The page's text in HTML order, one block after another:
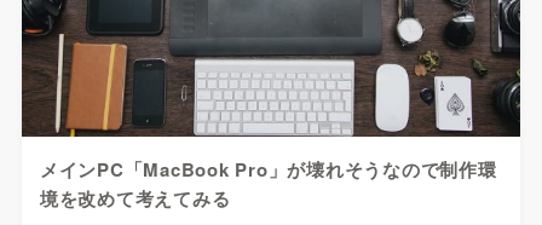
メインPC「MacBook Pro」が壊れそうなので制作環
境を改めて考えてみる